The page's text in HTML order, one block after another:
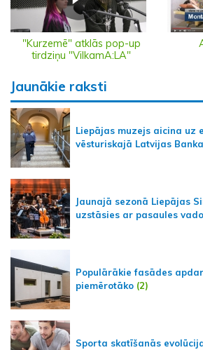
"Kurzemē" atklās pop-up
tirdziņu "VilkamA:LA"
Jaunākie raksti
Liepājas muzejs aicina uz
vēsturiskajā Latvijas
Jaunajā sezonā Liepājas
uzstāsies ar pasaules
Populārākie fasādes
piemērotāko (2)
Sporta skatīšanās